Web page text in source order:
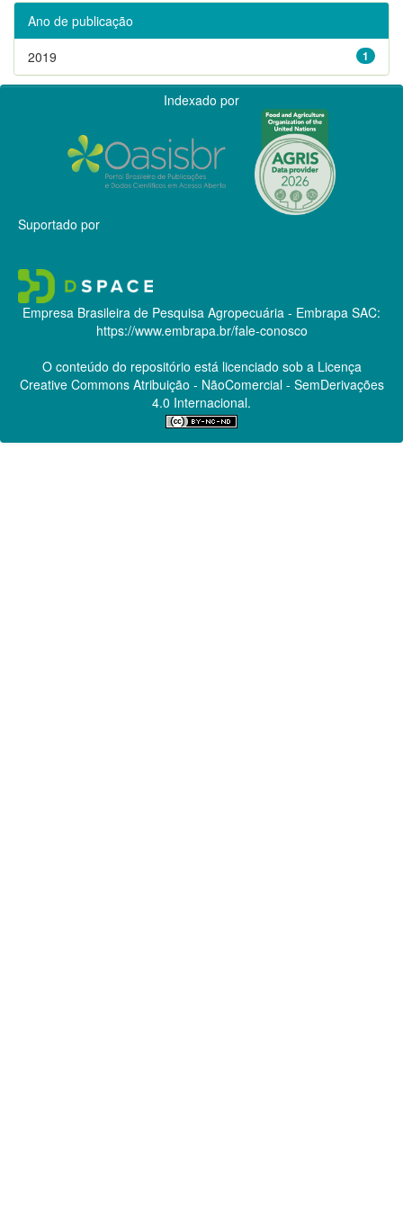
Ano de publicação
1
2019
Indexado por
Suportado por
Empresa Brasileira de Pesquisa Agropecuária - Embrapa SAC:
https://www.embrapa.br/fale-conosco
O conteúdo do repositório está licenciado sob a Licença
Creative CommonsAtribuição - NãoComercial - SemDerivações
4.0 Internacional.